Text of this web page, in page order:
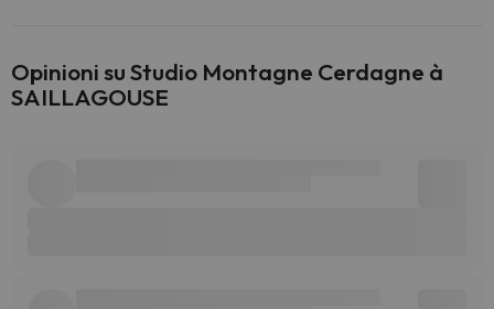
Opinioni su Studio Montagne Cerdagne à
SAILLAGOUSE